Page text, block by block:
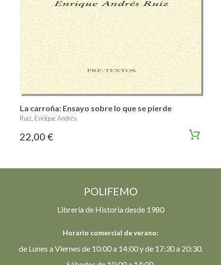
La carroña: Ensayo sobre lo que se pierde
Ruiz, Enrique Andrés
22,00 €
POLIFEMO
Librería de Historia desde 1980
Horario comercial de verano:
de Lunes a Viernes de 10:00 a 14:00 y de 17:30 a 20:30.